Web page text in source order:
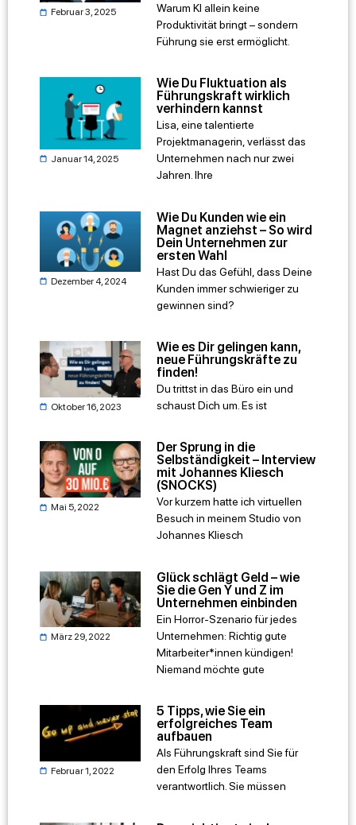
Februar 3, 2025
Warum KI allein keine
Produktivität bringt – sondern
Führung sie erst ermöglicht.
Januar 14, 2025
Wie Du Fluktuation als
Führungskraft wirklich
verhindern kannst
Lisa, eine talentierte
Projektmanagerin, verlässt das
Unternehmen nach nur zwei
Jahren. Ihre
Dezember 4, 2024
Wie Du Kunden wie ein
Magnet anziehst – So wird
Dein Unternehmen zur
ersten Wahl
Hast Du das Gefühl, dass Deine
Kunden immer schwieriger zu
gewinnen sind?
Oktober 16, 2023
Wie es Dir gelingen kann,
neue Führungskräfte zu
finden!
Du trittst in das Büro ein und
schaust Dich um. Es ist
Mai 5, 2022
Der Sprung in die
Selbständigkeit – Interview
mit Johannes Kliesch
(SNOCKS)
Vor kurzem hatte ich virtuellen
Besuch in meinem Studio von
Johannes Kliesch
März 29, 2022
Glück schlägt Geld – wie
Sie die Gen Y und Z im
Unternehmen einbinden
Ein Horror-Szenario für jedes
Unternehmen: Richtig gute
Mitarbeiter*innen kündigen!
Niemand möchte gute
Februar 1, 2022
5 Tipps, wie Sie ein
erfolgreiches Team
aufbauen
Als Führungskraft sind Sie für
den Erfolg Ihres Teams
verantwortlich. Sie müssen